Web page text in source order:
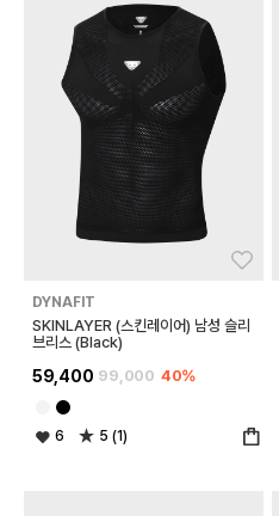
DYNAFIT
SKINLAYER (스킨레이어) 남성 슬리
브리스 (Black)
59,400 99,000 40%
6 5 (1)